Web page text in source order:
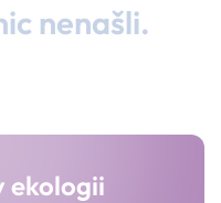
nenašli.
ekologii